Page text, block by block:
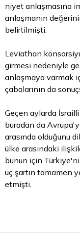
niyet anlaşmasına
anlaşmanın
belirtilmişti.
Leviathan
girmesi nedeniyle
anlaşmaya varmak
çabalarının da
Geçen aylarda
buradan da
arasında olduğunu
ülke arasındaki
bunun için
üç şartın tamamen
etmişti.